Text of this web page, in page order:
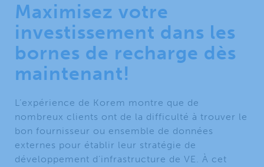
Maximisez votre
investissement dans les
bornes de recharge dès
maintenant!
L’expérience de Korem montre que de
nombreux clients ont de la difficulté à trouver le
bon fournisseur ou ensemble de données
externes pour établir leur stratégie de
développement d’infrastructure de VE. À cet